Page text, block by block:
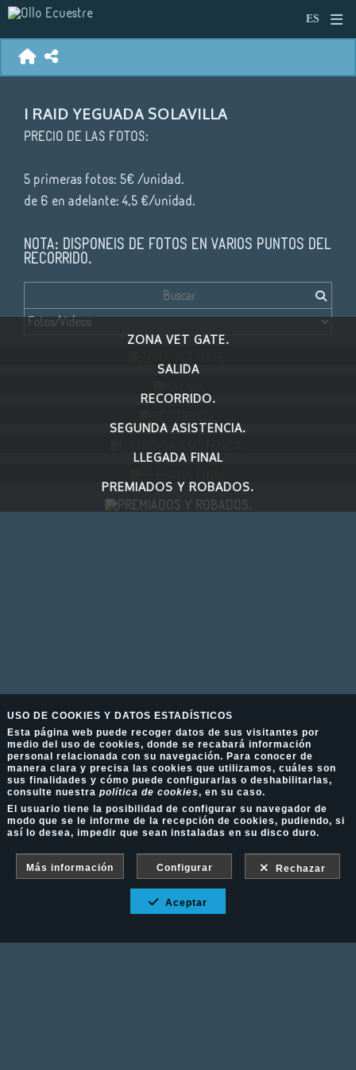
I RAID YEGUADA SOLAVILLA
PRECIO DE LAS FOTOS:
5 primeras fotos: 5€ /unidad.
de 6 en adelante: 4,5 €/unidad.
NOTA: DISPONEIS DE FOTOS EN VARIOS PUNTOS DEL
RECORRIDO.
ZONA VET GATE.
SALIDA
RECORRIDO.
SEGUNDA ASISTENCIA.
LLEGADA FINAL
PREMIADOS Y ROBADOS.
USO DE COOKIES Y DATOS ESTADÍSTICOS
Esta página web puede recoger datos de sus visitantes por
medio del uso de cookies, donde se recabará información
personal relacionada con su navegación. Para conocer de
manera clara y precisa las cookies que utilizamos, cuáles son
sus finalidades y cómo puede configurarlas o deshabilitarlas,
consulte nuestra política de cookies, en su caso.
El usuario tiene la posibilidad de configurar su navegador de
modo que se le informe de la recepción de cookies, pudiendo, si
así lo desea, impedir que sean instaladas en su disco duro.
Más información Configurar Rechazar
Aceptar